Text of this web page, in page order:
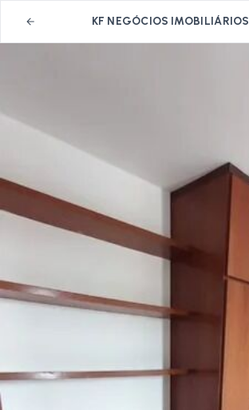
KF NEGÓCIOS IMOBILIÁRIOS